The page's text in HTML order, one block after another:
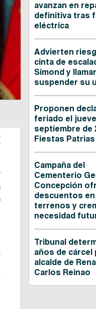
avanzan en
definitiva tras
eléctrica
Advierten
cinta de
Simond y
suspender su
Proponen
feriado el
septiembre de
Fiestas Patrias
Campaña del
Cementerio
Concepción
descuentos en
terrenos y
necesidad
Tribunal
años de cárcel
alcalde de
Carlos Reinao